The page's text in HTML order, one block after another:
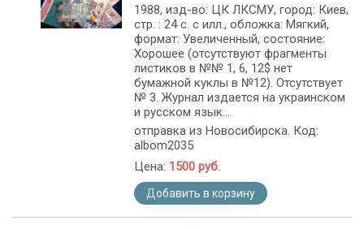
1988, изд-во: ЦК ЛКСМУ, город: Киев,
стр. : 24 с. с илл., обложка: Мягкий,
формат: Увеличенный, состояние:
Хорошее (отсутствуют фрагменты
листиков в №№ 1, 6, 12$ нет
бумажной куклы в №12). Отсутствует
№ 3. Журнал издается на украинском
и русском язык...
отправка из Новосибирска. Код:
albom2035
Цена: 1500 руб.
Добавить в корзину